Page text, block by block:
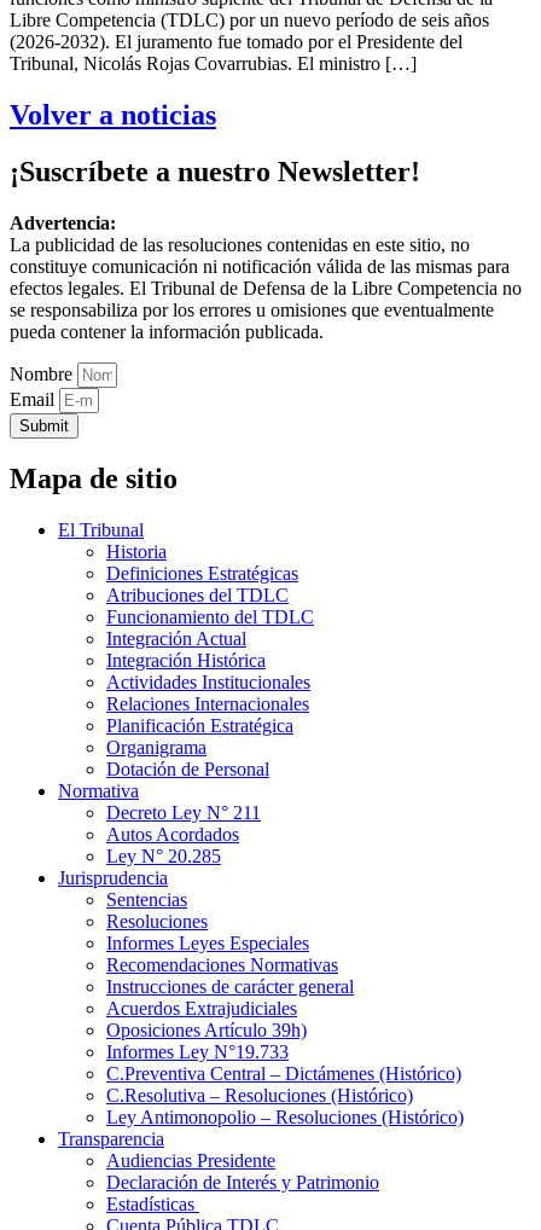
Libre Competencia (TDLC) por un nuevo período de seis años
(2026-2032). El juramento fue tomado por el Presidente del
Tribunal, Nicolás Rojas Covarrubias. El ministro […]
Volver a noticias
¡Suscríbete a nuestro Newsletter!
Advertencia:
La publicidad de las resoluciones contenidas en este sitio, no
constituye comunicación ni notificación válida de las mismas para
efectos legales. El Tribunal de Defensa de la Libre Competencia no
se responsabiliza por los errores u omisiones que eventualmente
pueda contener la información publicada.
Nombre
Email
Submit
Mapa de sitio
El Tribunal
Historia
Definiciones Estratégicas
Atribuciones del TDLC
Funcionamiento del TDLC
Integración Actual
Integración Histórica
Actividades Institucionales
Relaciones Internacionales
Planificación Estratégica
Organigrama
Dotación de Personal
Normativa
Decreto Ley N° 211
Autos Acordados
Ley N° 20.285
Jurisprudencia
Sentencias
Resoluciones
Informes Leyes Especiales
Recomendaciones Normativas
Instrucciones de carácter general
Acuerdos Extrajudiciales
Oposiciones Artículo 39h)
Informes Ley N°19.733
C.Preventiva Central – Dictámenes (Histórico)
C.Resolutiva – Resoluciones (Histórico)
Ley Antimonopolio – Resoluciones (Histórico)
Transparencia
Audiencias Presidente
Declaración de Interés y Patrimonio
Estadísticas
Cuenta Pública TDLC